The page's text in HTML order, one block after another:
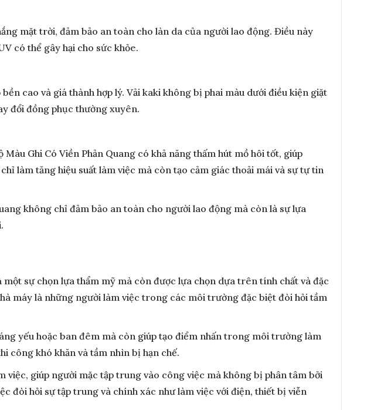
mặt trời, đảm bảo an toàn cho làn da của người lao động. Điều này
có thể gây hại cho sức khỏe.
cao và giá thành hợp lý. Vải kaki không bị phai màu dưới điều kiện giặt
đổi đồng phục thường xuyên.
Ghi Có Viền Phản Quang có khả năng thấm hút mồ hôi tốt, giúp
làm tăng hiệu suất làm việc mà còn tạo cảm giác thoải mái và sự tự tin
không chỉ đảm bảo an toàn cho người lao động mà còn là sự lựa
sự chọn lựa thẩm mỹ mà còn được lựa chọn dựa trên tính chất và đặc
máy là những người làm việc trong các môi trường đặc biệt đòi hỏi tầm
yếu hoặc ban đêm mà còn giúp tạo điểm nhấn trong môi trường làm
công khó khăn và tầm nhìn bị hạn chế.
giúp người mặc tập trung vào công việc mà không bị phân tâm bởi
đòi hỏi sự tập trung và chính xác như làm việc với điện, thiết bị viễn